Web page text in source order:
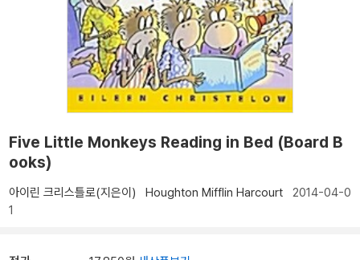
Five Little Monkeys Reading in Bed (Board B
ooks)
아이린 크리스틀로(지은이) Houghton Mifflin Harcourt 2014-04-0
1